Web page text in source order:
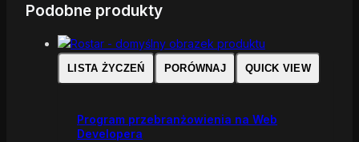
Podobne produkty
LISTA ŻYCZEŃ PORÓWNAJ QUICK VIEW
Program przebranżowienia na Web
Developera